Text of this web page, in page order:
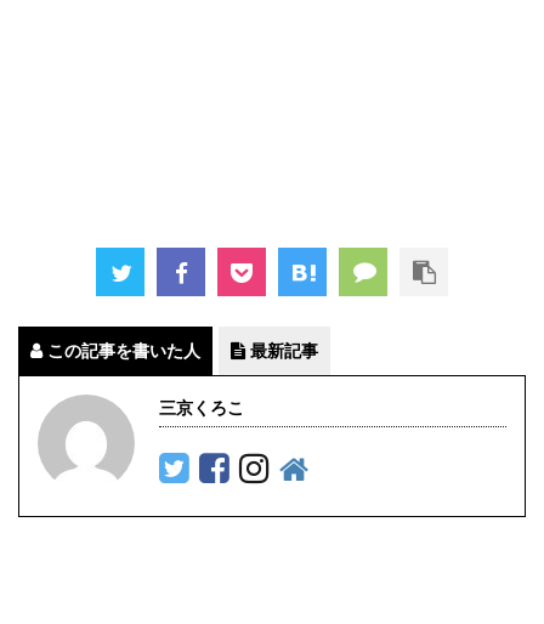
この記事を書いた人 最新記事
三京くろこ